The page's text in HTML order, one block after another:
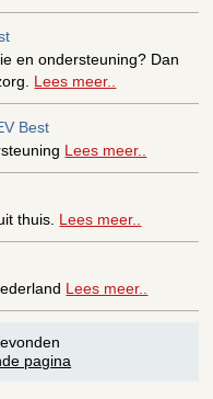
en ondersteuning? Dan
Lees meer..
Best
Lees meer..
thuis. Lees meer..
Lees meer..
pagina